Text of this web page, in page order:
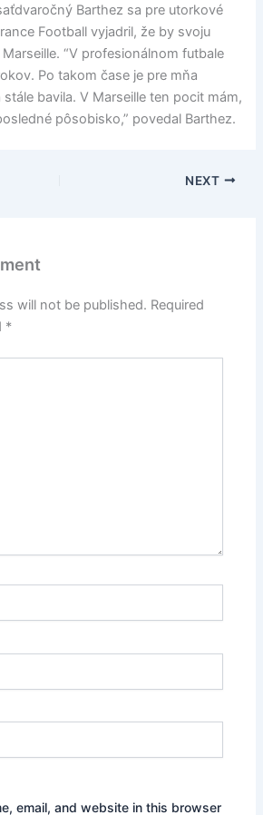
Barthez sa pre utorkové
Football vyjadril, že by svoju
“V profesionálnom futbale
Po takom čase je pre mňa
bavila. V Marseille ten pocit mám,
pôsobisko,” povedal Barthez.
NEXT
will not be published. Required
*
email, and website in this browser